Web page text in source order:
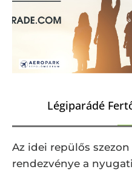
Légiparádé
Az idei repülős
rendezvénye a